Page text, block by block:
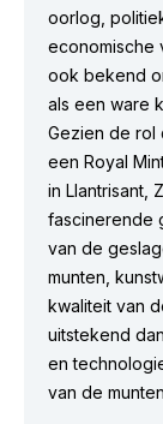
oorlog,
economische
ook bekend
als een ware
Gezien de rol
een Royal
in Llantrisant,
fascinerende
van de
munten,
kwaliteit van
uitstekend
en
van de